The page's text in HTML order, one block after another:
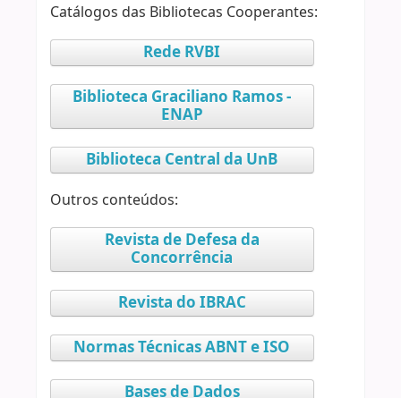
Catálogos das Bibliotecas Cooperantes:
Rede RVBI
Biblioteca Graciliano Ramos -
ENAP
Biblioteca Central da UnB
Outros conteúdos:
Revista de Defesa da
Concorrência
Revista do IBRAC
Normas Técnicas ABNT e ISO
Bases de Dados